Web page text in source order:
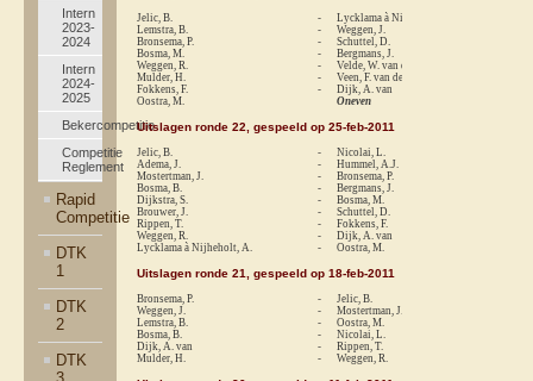
Intern
2023-
2024
Intern
2024-
2025
Bekercompetitie
Competitie
Reglement
Rapid
Competitie
DTK
1
DTK
2
DTK
Jelic, B. - Lycklama à Nijheholt, A.
Lemstra, B.
- Weggen, J.
Bronsema, P.
- Schuttel, D.
Bosma, M.
- Bergmans, J.
Weggen, R.
- Velde, W. van der
Mulder, H.
- Veen, F. van der
Fokkens, F.
- Dijk, A. van
Oostra, M.
Oneven
Uitslagen ronde 22, gespeeld op 25-feb-2011
Jelic, B. - Nicolai, L.
Adema, J.
- Hummel, A.J.
Mostertman, J.
- Bronsema, P.
Bosma, B.
- Bergmans, J.
Dijkstra, S.
- Bosma, M.
Brouwer, J.
- Schuttel, D.
Rippen, T.
- Fokkens, F.
Weggen, R.
- Dijk, A. van
Lycklama à Nijheholt, A.
- Oostra, M.
Uitslagen ronde 21, gespeeld op 18-feb-2011
Bronsema, P. - Jelic, B.
Weggen, J.
- Mostertman, J.
Lemstra, B.
- Oostra, M.
Bosma, B.
- Nicolai, L.
Dijk, A. van
- Rippen, T.
Mulder, H.
- Weggen, R.